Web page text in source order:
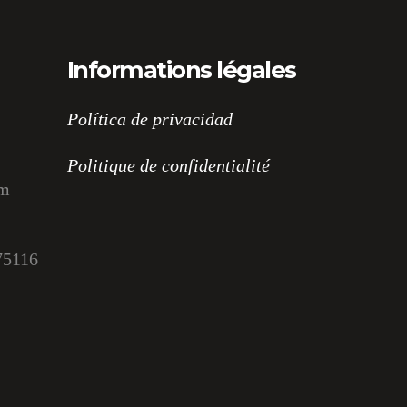
Informations légales
Política de privacidad
Politique de confidentialité